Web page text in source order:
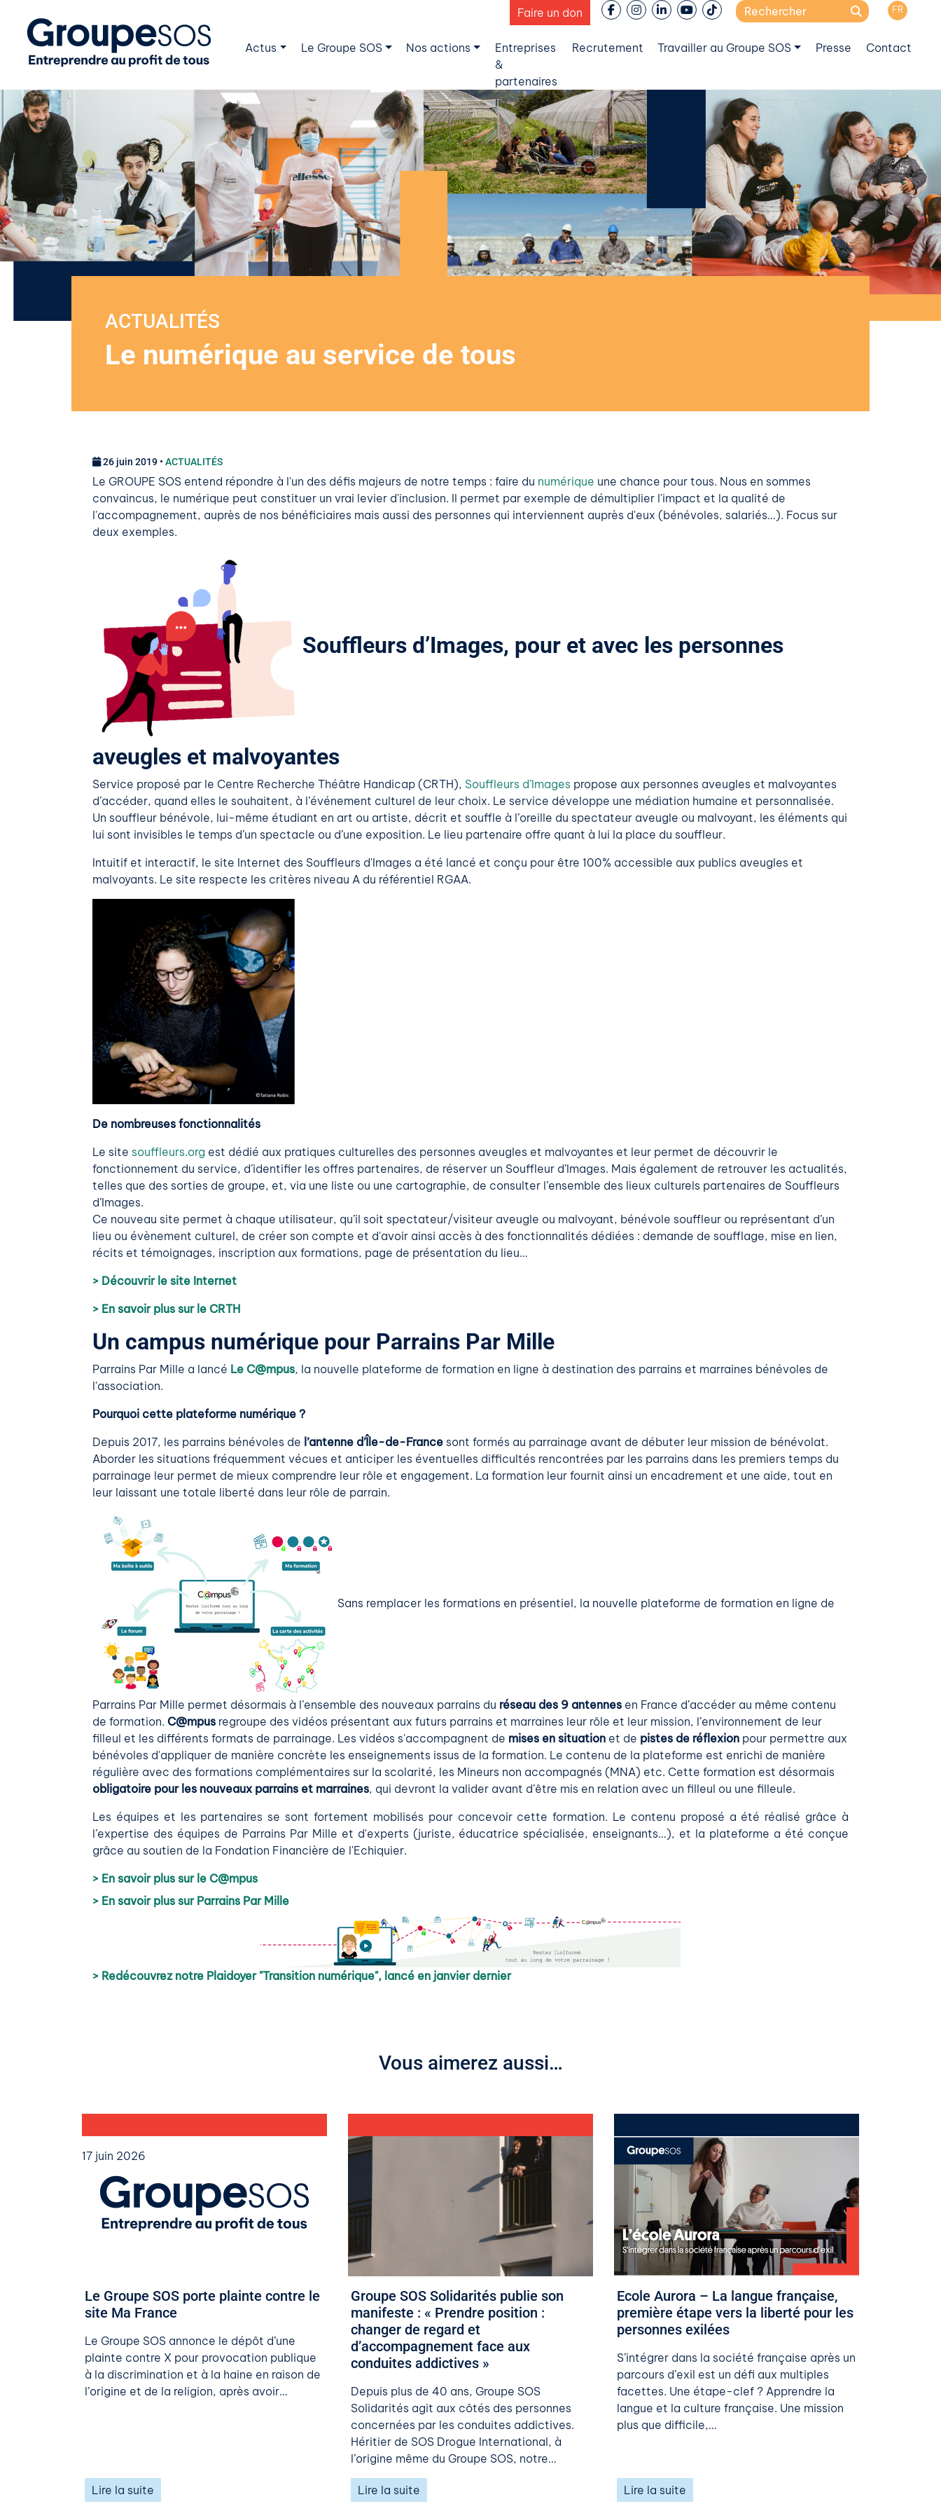
Faire un don
Search
FR
Actus Le Groupe SOS Nos actions
Entreprises
&
partenaires
Recrutement Travailler au Groupe SOS Presse Contact
ACTUALITÉS
Le numérique au service de tous
26 juin 2019 • ACTUALITÉS
Le GROUPE SOS entend répondre à l'un des défis majeurs de notre temps : faire du numérique une chance pour tous. Nous en sommes
convaincus, le numérique peut constituer un vrai levier d'inclusion. Il permet par exemple de démultiplier l'impact et la qualité de
l'accompagnement, auprès de nos bénéficiaires mais aussi des personnes qui interviennent auprès d'eux (bénévoles, salariés…). Focus sur
deux exemples.
Souffleurs d’Images, pour et avec les personnes
aveugles et malvoyantes
Service proposé par le Centre Recherche Théâtre Handicap (CRTH), Souffleurs d’Images propose aux personnes aveugles et malvoyantes
d’accéder, quand elles le souhaitent, à l’événement culturel de leur choix. Le service développe une médiation humaine et personnalisée.
Un souffleur bénévole, lui-même étudiant en art ou artiste, décrit et souffle à l’oreille du spectateur aveugle ou malvoyant, les éléments qui
lui sont invisibles le temps d’un spectacle ou d’une exposition. Le lieu partenaire offre quant à lui la place du souffleur.
Intuitif et interactif, le site Internet des Souffleurs d'Images a été lancé et conçu pour être 100% accessible aux publics aveugles et
malvoyants. Le site respecte les critères niveau A du référentiel RGAA.
De nombreuses fonctionnalités
Le site souffleurs.org est dédié aux pratiques culturelles des personnes aveugles et malvoyantes et leur permet de découvrir le
fonctionnement du service, d’identifier les offres partenaires, de réserver un Souffleur d’Images. Mais également de retrouver les actualités,
telles que des sorties de groupe, et, via une liste ou une cartographie, de consulter l’ensemble des lieux culturels partenaires de Souffleurs
d’Images.
Ce nouveau site permet à chaque utilisateur, qu’il soit spectateur/visiteur aveugle ou malvoyant, bénévole souffleur ou représentant d’un
lieu ou évènement culturel, de créer son compte et d'avoir ainsi accès à des fonctionnalités dédiées : demande de soufflage, mise en lien,
récits et témoignages, inscription aux formations, page de présentation du lieu…
> Découvrir le site Internet
> En savoir plus sur le CRTH
Un campus numérique pour Parrains Par Mille
Parrains Par Mille a lancé Le C@mpus, la nouvelle plateforme de formation en ligne à destination des parrains et marraines bénévoles de
l'association.
Pourquoi cette plateforme numérique ?
Depuis 2017, les parrains bénévoles de l’antenne d’Île-de-France sont formés au parrainage avant de débuter leur mission de bénévolat.
Aborder les situations fréquemment vécues et anticiper les éventuelles difficultés rencontrées par les parrains dans les premiers temps du
parrainage leur permet de mieux comprendre leur rôle et engagement. La formation leur fournit ainsi un encadrement et une aide, tout en
leur laissant une totale liberté dans leur rôle de parrain.
Sans remplacer les formations en présentiel, la nouvelle plateforme de formation en ligne de
Parrains Par Mille permet désormais à l’ensemble des nouveaux parrains du réseau des 9 antennes en France d’accéder au même contenu
de formation. C@mpus regroupe des vidéos présentant aux futurs parrains et marraines leur rôle et leur mission, l’environnement de leur
filleul et les différents formats de parrainage. Les vidéos s'accompagnent de mises en situation et de pistes de réflexion pour permettre aux
bénévoles d'appliquer de manière concrète les enseignements issus de la formation. Le contenu de la plateforme est enrichi de manière
régulière avec des formations complémentaires sur la scolarité, les Mineurs non accompagnés (MNA) etc. Cette formation est désormais
obligatoire pour les nouveaux parrains et marraines, qui devront la valider avant d’être mis en relation avec un filleul ou une filleule.
Les équipes et les partenaires se sont fortement mobilisés pour concevoir cette formation. Le contenu proposé a été réalisé grâce à
l’expertise des équipes de Parrains Par Mille et d'experts (juriste, éducatrice spécialisée, enseignants…), et la plateforme a été conçue
grâce au soutien de la Fondation Financière de l'Echiquier.
> En savoir plus sur le C@mpus
> En savoir plus sur Parrains Par Mille
> Redécouvrez notre Plaidoyer "Transition numérique", lancé en janvier dernier
Vous aimerez aussi…
17 juin 2026
Le Groupe SOS porte plainte contre le
site Ma France
Le Groupe SOS annonce le dépôt d’une
plainte contre X pour provocation publique
à la discrimination et à la haine en raison de
l’origine et de la religion, après avoir…
Lire la suite
4 juin 2026
Groupe SOS Solidarités publie son
manifeste : « Prendre position :
changer de regard et
d’accompagnement face aux
conduites addictives »
Depuis plus de 40 ans, Groupe SOS
Solidarités agit aux côtés des personnes
concernées par les conduites addictives.
Héritier de SOS Drogue International, à
l’origine même du Groupe SOS, notre…
Lire la suite
29 mai 2026
​​Ecole Aurora – La langue française,
première étape vers la liberté pour les
personnes exilées​
S’intégrer dans la société française après un
parcours d’exil est un défi aux multiples
facettes. Une étape-clef ? Apprendre la
langue et la culture française. Une mission
plus que difficile,…
Lire la suite